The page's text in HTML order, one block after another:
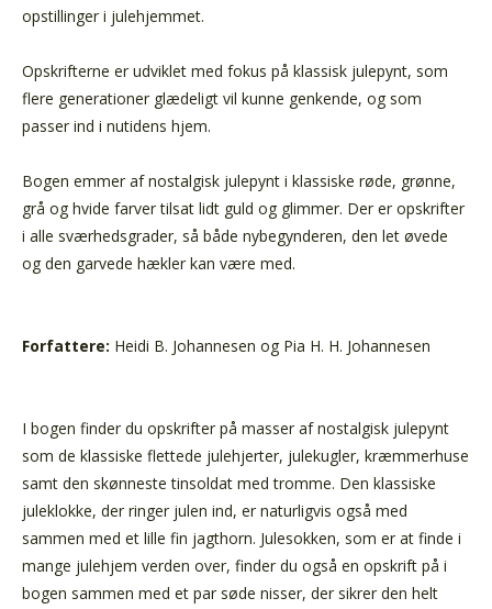
opstillinger i julehjemmet.
Opskrifterne er udviklet med fokus på klassisk julepynt, som
flere generationer glædeligt vil kunne genkende, og som
passer ind i nutidens hjem.
Bogen emmer af nostalgisk julepynt i klassiske røde, grønne,
grå og hvide farver tilsat lidt guld og glimmer. Der er opskrifter
i alle sværhedsgrader, så både nybegynderen, den let øvede
og den garvede hækler kan være med.
Forfattere: Heidi B. Johannesen og Pia H. H. Johannesen
I bogen finder du opskrifter på masser af nostalgisk julepynt
som de klassiske flettede julehjerter, julekugler, kræmmerhuse
samt den skønneste tinsoldat med tromme. Den klassiske
juleklokke, der ringer julen ind, er naturligvis også med
sammen med et lille fin jagthorn. Julesokken, som er at finde i
mange julehjem verden over, finder du også en opskrift på i
bogen sammen med et par søde nisser, der sikrer den helt